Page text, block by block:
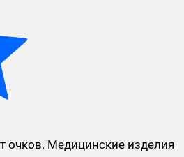
очков. Медицинские изделия